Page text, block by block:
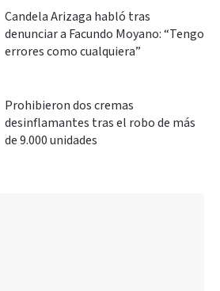
Candela Arizaga habló tras
denunciar a Facundo Moyano: “Tengo
errores como cualquiera”
Prohibieron dos cremas
desinflamantes tras el robo de más
de 9.000 unidades